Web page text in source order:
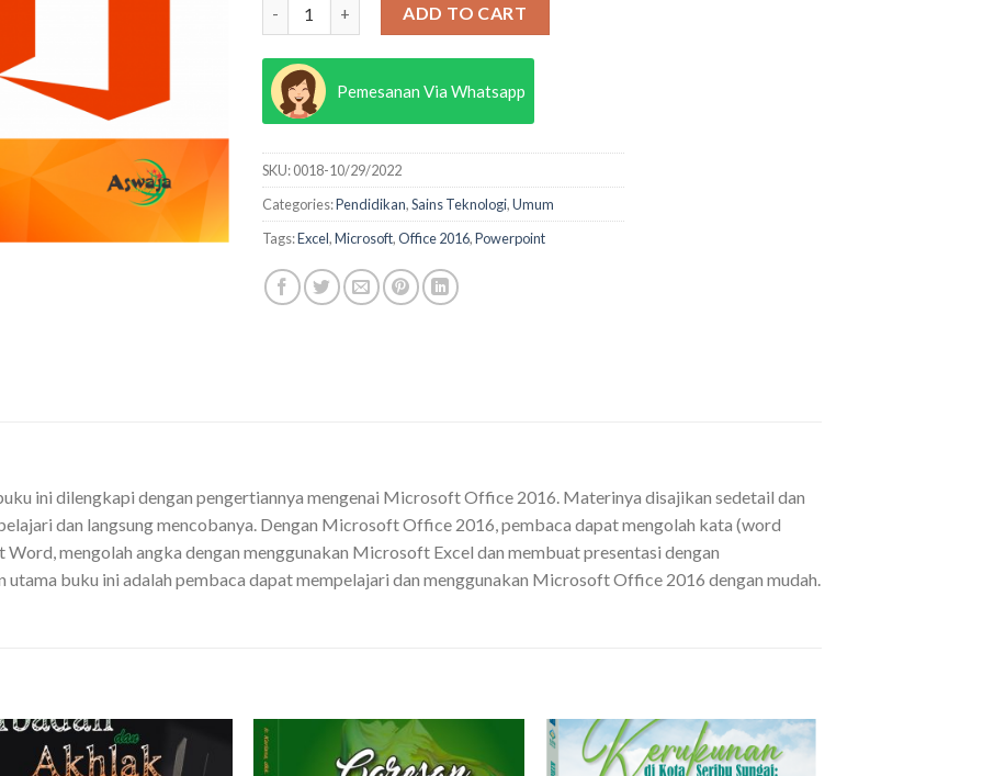
ADD TO CART
Pemesanan Via Whatsapp
SKU:0018-10/29/2022
Categories:Pendidikan,Sains Teknologi,Umum
Tags:Excel,Microsoft,Office 2016,Powerpoint
ini dilengkapi dengan pengertiannya mengenai Microsoft Office 2016. Materinya disajikan sedetail dan
dan langsung mencobanya. Dengan Microsoft Office 2016, pembaca dapat mengolah kata (word
mengolah angka dengan menggunakan Microsoft Excel dan membuat presentasi dengan
buku ini adalah pembaca dapat mempelajari dan menggunakan Microsoft Office 2016 dengan mudah.